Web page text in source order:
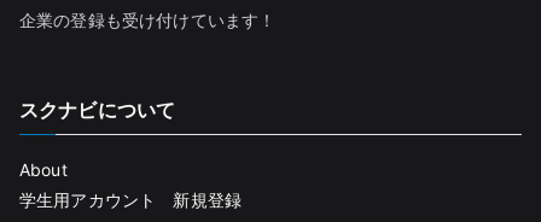
企業の登録も受け付けています！
スクナビについて
About
学生用アカウント 新規登録